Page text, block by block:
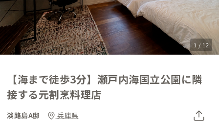
1 / 12
【海まで徒歩3分】瀬戸内海国立公園に隣
接する元割烹料理店
淡路島A邸 兵庫県